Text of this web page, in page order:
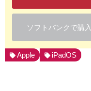
ソフトバンクで購入
Apple iPadOS